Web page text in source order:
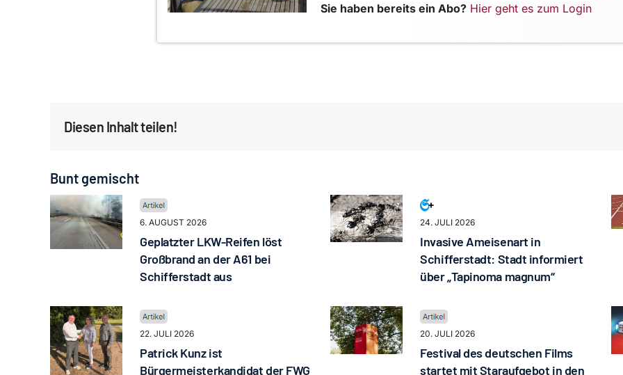
Sie haben bereits ein Abo? Hier geht es zum Login
Diesen Inhalt teilen!
Bunt gemischt
6. AUGUST 2026
Geplatzter LKW-Reifen löst
Großbrand an der A61 bei
Schifferstadt aus
24. JULI 2026
Invasive Ameisenart in
Schifferstadt: Stadt informiert
über „Tapinoma magnum“
22. JULI 2026
Patrick Kunz ist
Bürgermeisterkandidat der FWG
20. JULI 2026
Festival des deutschen Films
startet mit Staraufgebot in den